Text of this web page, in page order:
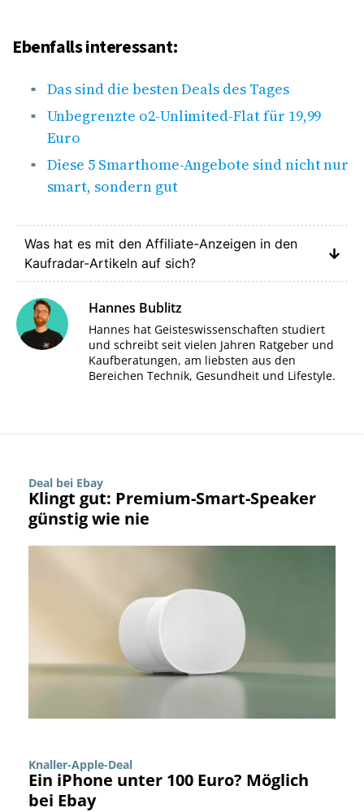
Ebenfalls interessant:
Das sind die besten Deals des Tages
Unbegrenzte o2-Unlimited-Flat für 19,99
Euro
Diese 5 Smarthome-Angebote sind nicht nur
smart, sondern gut
Was hat es mit den Affiliate-Anzeigen in den
Kaufradar-Artikeln auf sich?
Hannes Bublitz
Hannes hat Geisteswissenschaften studiert
und schreibt seit vielen Jahren Ratgeber und
Kaufberatungen, am liebsten aus den
Bereichen Technik, Gesundheit und Lifestyle.
Deal bei Ebay
Klingt gut: Premium-Smart-Speaker
günstig wie nie
Knaller-Apple-Deal
Ein iPhone unter 100 Euro? Möglich
bei Ebay